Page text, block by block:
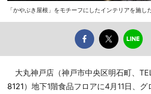
「かやぶき屋根」をモチーフにしたインテリアを施し
大丸神戸店（神戸市中央区明石町、
8121）地下1階食品フロアに4月11日、グ